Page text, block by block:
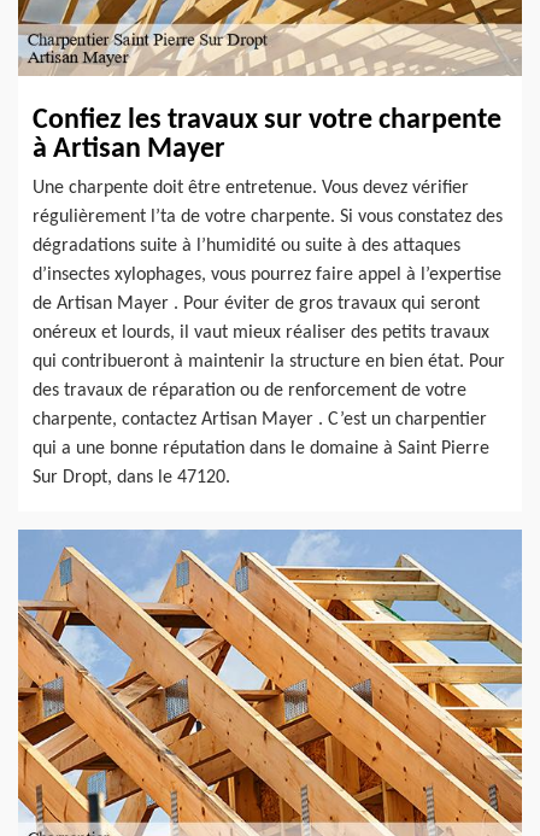
Confiez les travaux sur votre charpente
à Artisan Mayer
Une charpente doit être entretenue. Vous devez vérifier
régulièrement l’ta de votre charpente. Si vous constatez des
dégradations suite à l’humidité ou suite à des attaques
d’insectes xylophages, vous pourrez faire appel à l’expertise
de Artisan Mayer . Pour éviter de gros travaux qui seront
onéreux et lourds, il vaut mieux réaliser des petits travaux
qui contribueront à maintenir la structure en bien état. Pour
des travaux de réparation ou de renforcement de votre
charpente, contactez Artisan Mayer . C’est un charpentier
qui a une bonne réputation dans le domaine à Saint Pierre
Sur Dropt, dans le 47120.